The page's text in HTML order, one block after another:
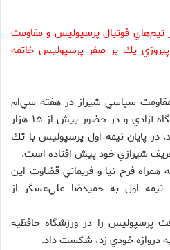
فوتبال پرسپوليس و مقاومت
يك بر صفر پرسپوليس خاتمه
سپاسي شيراز در هفته سي‌ام
ليگ برتر از ساعت ۱۶ در ورزشگاه آزادي و در حضور بيش از ۱۵ هزار
در پايان نيمه اول پرسپوليس با تك
همراه فرح نيا و فريماني قضاوت اين
نيمه اول به حميدضا علي‌عسگر از
پرسپوليس را در ورزشگاه حافظيه
دروازه خودي زد، شكست داد.